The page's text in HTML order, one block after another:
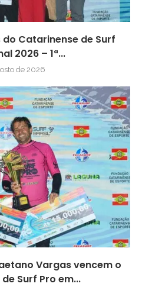
Catarinense de Surf
2026 – 1ª...
de 2026
Vargas vencem o
Surf Pro em...